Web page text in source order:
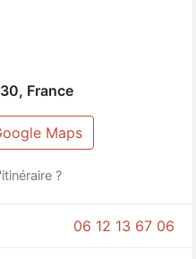
, France
Maps
?
06 12 13 67 06